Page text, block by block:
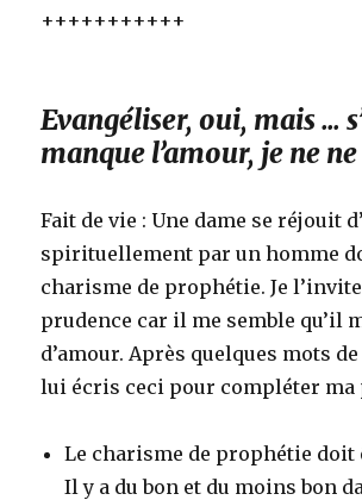
+++++++++++
Evangéliser, oui, mais …
manque l’amour, je ne
Fait de vie : Une dame se réjouit
spirituellement par un homme
charisme de prophétie. Je
prudence car il me semble qu’il
d’amour. Après quelques mots
lui écris ceci pour compléter ma
Le charisme de prophétie doit
Il y a du bon et du moins bon